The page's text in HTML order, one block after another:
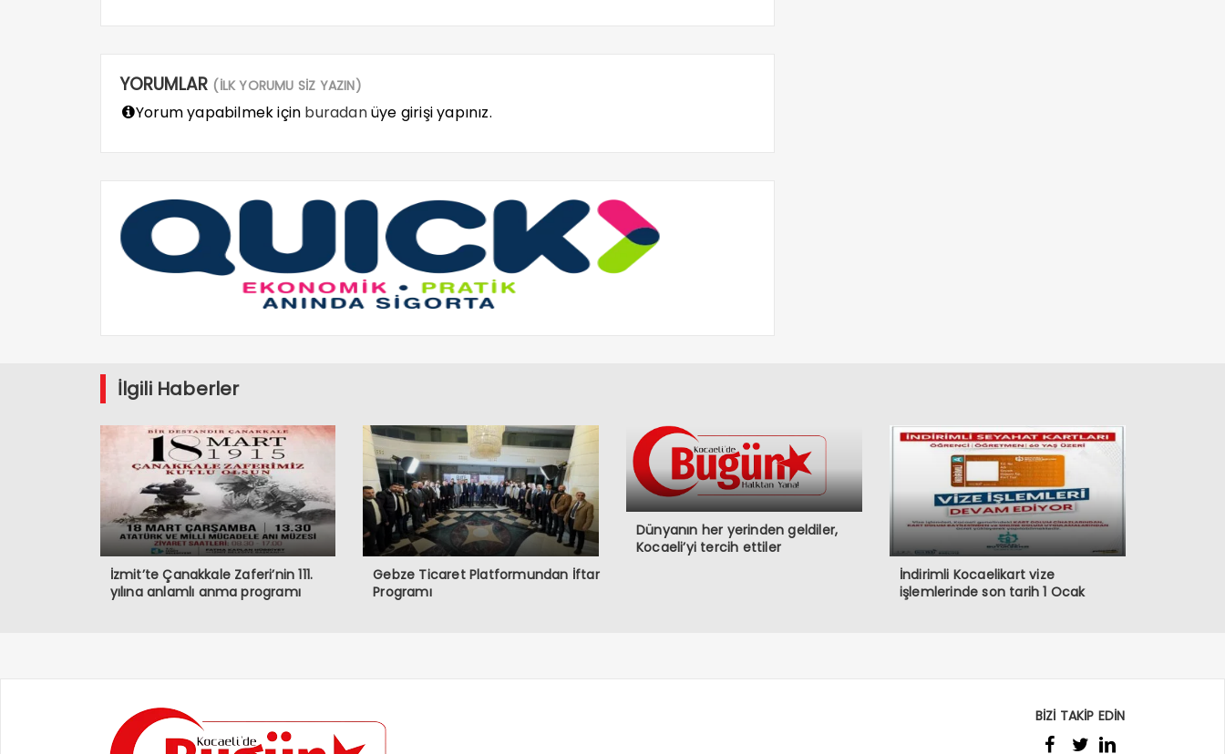
YORUMLAR (İLK YORUMU SİZ YAZIN)
Yorum yapabilmek için buradanüye girişi yapınız.
İlgili Haberler
İzmit’te Çanakkale Zaferi’nin 111.
yılına anlamlı anma programı
Gebze Ticaret Platformundan İftar
Programı
Dünyanın her yerinden geldiler,
Kocaeli’yi tercih ettiler
İndirimli Kocaelikart vize
işlemlerinde son tarih 1 Ocak
BİZİ TAKİP EDİN